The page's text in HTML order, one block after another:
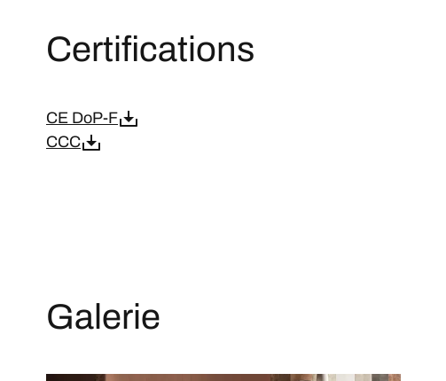
Certifications
CE DoP-F
CCC
Galerie